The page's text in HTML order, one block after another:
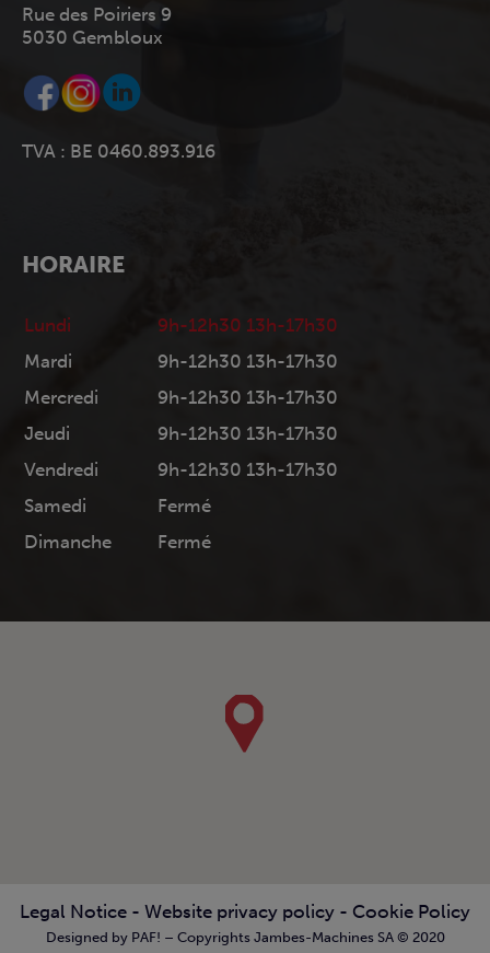
Rue des Poiriers 9
5030 Gembloux
TVA : BE 0460.893.916
HORAIRE
Lundi
9h-12h30 13h-17h30
Mardi
9h-12h30 13h-17h30
Mercredi
9h-12h30 13h-17h30
Jeudi
9h-12h30 13h-17h30
Vendredi
9h-12h30 13h-17h30
Samedi
Fermé
Dimanche
Fermé
Legal Notice - Website privacy policy - Cookie Policy
Designed by PAF! – Copyrights Jambes-Machines SA © 2020